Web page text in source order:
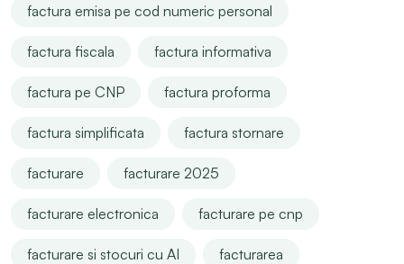
factura emisa pe cod numeric personal
factura fiscala factura informativa
factura pe CNP factura proforma
factura simplificata factura stornare
facturare facturare 2025
facturare electronica facturare pe cnp
facturare si stocuri cu AI facturarea